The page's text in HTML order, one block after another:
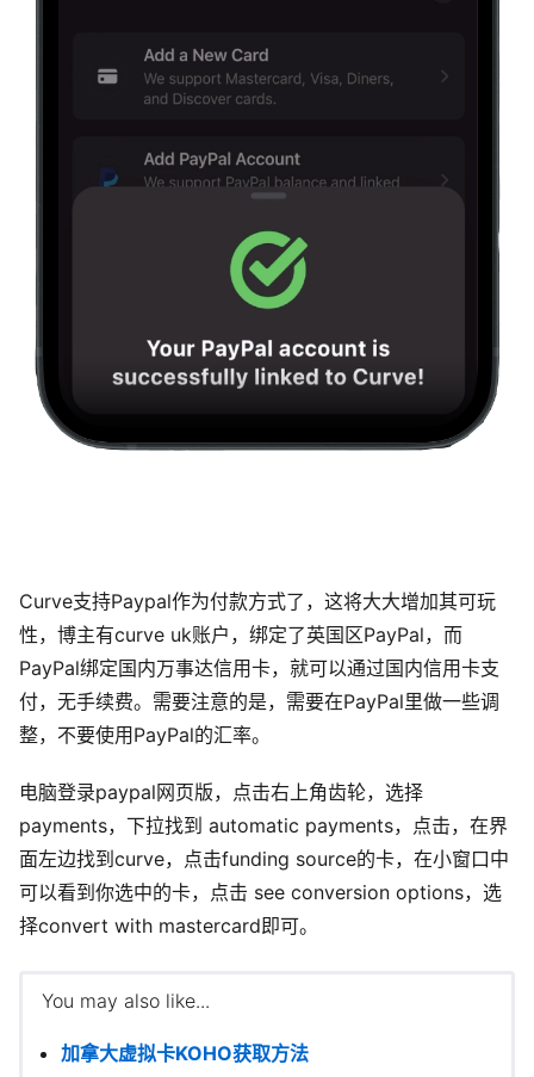
Curve支持Paypal作为付款方式了，这将大大增加其可玩
性，博主有curve uk账户，绑定了英国区PayPal，而
PayPal绑定国内万事达信用卡，就可以通过国内信用卡支
付，无手续费。需要注意的是，需要在PayPal里做一些调
整，不要使用PayPal的汇率。
电脑登录paypal网页版，点击右上角齿轮，选择
payments，下拉找到 automatic payments，点击，在界
面左边找到curve，点击funding source的卡，在小窗口中
可以看到你选中的卡，点击 see conversion options，选
择convert with mastercard即可。
You may also like...
加拿大虚拟卡KOHO获取方法